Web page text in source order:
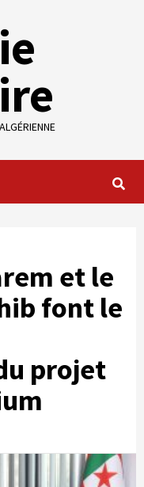
et le
font le
projet